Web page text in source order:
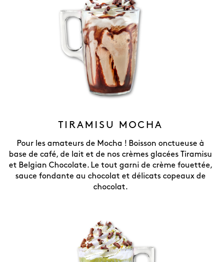
TIRAMISU MOCHA
Pour les amateurs de Mocha ! Boisson onctueuse à
base de café, de lait et de nos crèmes glacées Tiramisu
et Belgian Chocolate. Le tout garni de crème fouettée,
sauce fondante au chocolat et délicats copeaux de
chocolat.